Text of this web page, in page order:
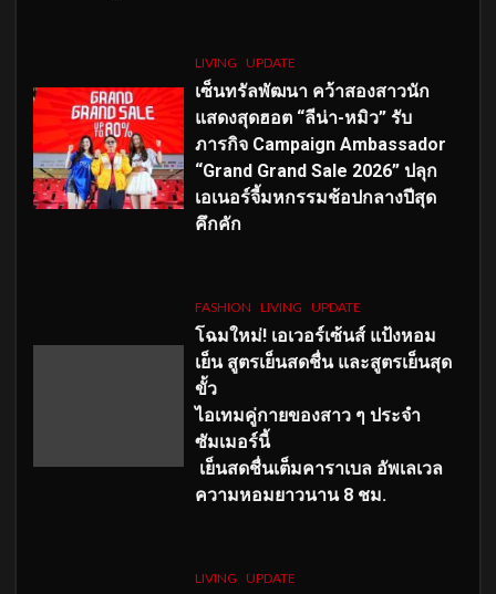
LIVING UPDATE
เซ็นทรัลพัฒนา คว้าสองสาวนัก
แสดงสุดฮอต “ลีน่า-หมิว” รับ
ภารกิจ Campaign Ambassador
“Grand Grand Sale 2026” ปลุก
เอเนอร์จี้มหกรรมช้อปกลางปีสุด
คึกคัก
FASHION LIVING UPDATE
โฉมใหม่! เอเวอร์เซ้นส์ แป้งหอม
เย็น สูตรเย็นสดชื่น และสูตรเย็นสุด
ขั้ว
ไอเทมคู่กายของสาว ๆ ประจำ
ซัมเมอร์นี้
เย็นสดชื่นเต็มคาราเบล อัพเลเวล
ความหอมยาวนาน 8 ชม.
LIVING UPDATE